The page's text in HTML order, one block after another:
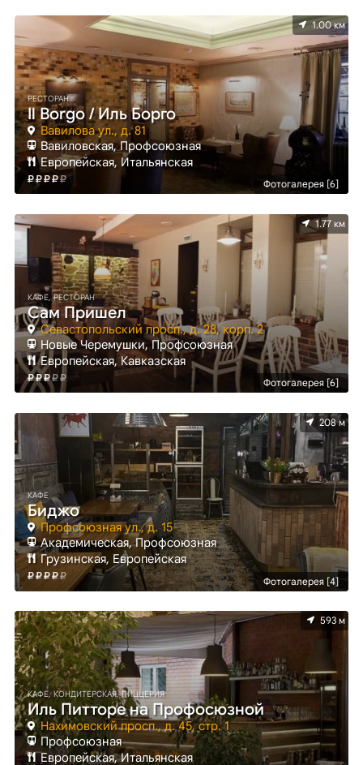
Фотогалерея [6]
1.00 км
РЕСТОРАН
Il Borgo / Иль Борго
Вавилова ул., д. 81
Вавиловская, Профсоюзная
Европейская, Итальянская
Фотогалерея [6]
1.77 км
КАФЕ, РЕСТОРАН
Сам Пришел
Севастопольский просп., д. 28, корп. 2
Новые Черемушки, Профсоюзная
Европейская, Кавказская
Фотогалерея [4]
208 м
КАФЕ
Биджо
Профсоюзная ул., д. 15
Академическая, Профсоюзная
Грузинская, Европейская
593 м
КАФЕ, КОНДИТЕРСКАЯ, ПИЦЦЕРИЯ
Иль Питторе на Профосюзной
Нахимовский просп., д. 45, стр. 1
Профсоюзная
Европейская, Итальянская